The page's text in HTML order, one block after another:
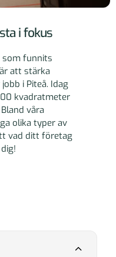
i fokus
som funnits
att stärka
i Piteå. Idag
kvadratmeter
våra
olika typer av
vad ditt företag